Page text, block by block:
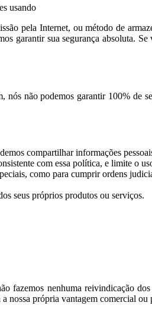
usando
pela Internet, ou método de
garantir sua segurança absoluta.
não podemos garantir 100% de
compartilhar informações
com essa política, e limite o
como para cumprir ordens
seus próprios produtos ou serviços.
fazemos nenhuma reivindicação
nossa própria vantagem comercial